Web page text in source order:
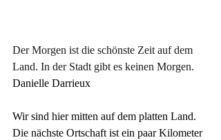
Der Morgen ist die schönste Zeit auf dem
Land. In der Stadt gibt es keinen Morgen.
Danielle Darrieux
Wir sind hier mitten auf dem platten Land.
Die nächste Ortschaft ist ein paar Kilometer